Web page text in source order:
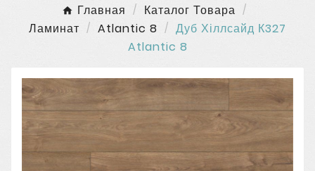
Главная
Каталог Товара
Ламинат
Atlantic 8
Дуб Хіллсайд К327
Atlantic 8